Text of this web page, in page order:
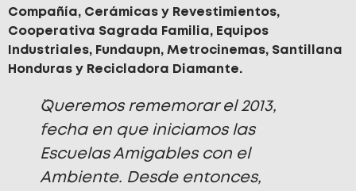
Compañía, Cerámicas y Revestimientos,
Cooperativa Sagrada Familia, Equipos
Industriales, Fundaupn, Metrocinemas, Santillana
Honduras y Recicladora Diamante.
¨Queremos rememorar el 2013,
fecha en que iniciamos las
Escuelas Amigables con el
Ambiente. Desde entonces,